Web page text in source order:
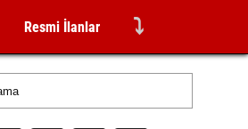
Resmi İlanlar ⤵